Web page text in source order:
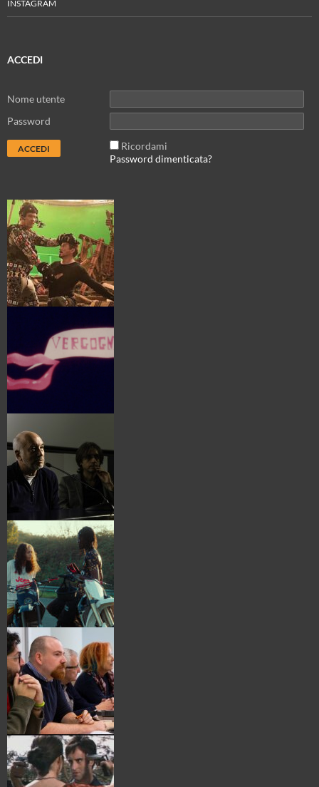
INSTAGRAM
ACCEDI
Nome utente
Password
Ricordami
Password dimenticata?